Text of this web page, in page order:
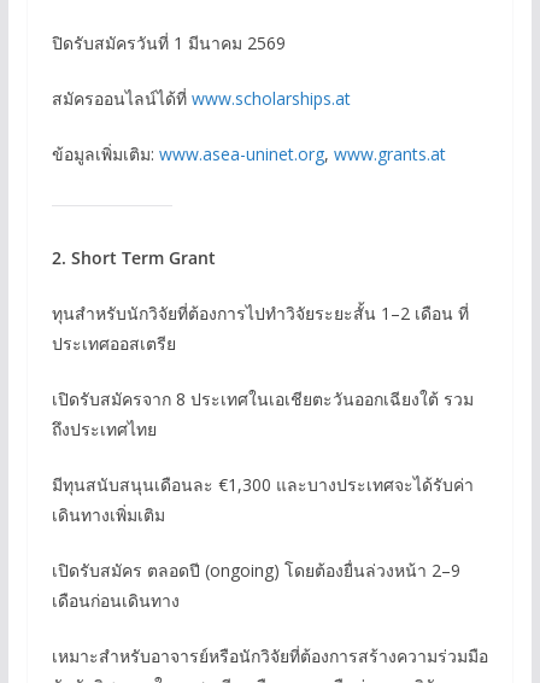
ปิดรับสมัครวันที่ 1 มีนาคม 2569
สมัครออนไลน์ได้ที่ www.scholarships.at
ข้อมูลเพิ่มเติม: www.asea-uninet.org, www.grants.at
2. Short Term Grant
ทุนสำหรับนักวิจัยที่ต้องการไปทำวิจัยระยะสั้น 1–2 เดือน ที่
ประเทศออสเตรีย
เปิดรับสมัครจาก 8 ประเทศในเอเชียตะวันออกเฉียงใต้ รวม
ถึงประเทศไทย
มีทุนสนับสนุนเดือนละ €1,300 และบางประเทศจะได้รับค่า
เดินทางเพิ่มเติม
เปิดรับสมัคร ตลอดปี (ongoing) โดยต้องยื่นล่วงหน้า 2–9
เดือนก่อนเดินทาง
เหมาะสำหรับอาจารย์หรือนักวิจัยที่ต้องการสร้างความร่วมมือ